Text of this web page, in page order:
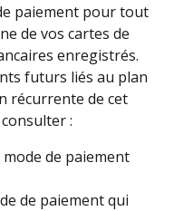
paiement pour tout
de vos cartes de
enregistrés.
futurs liés au plan
récurrente de cet
:
de paiement
de paiement qui